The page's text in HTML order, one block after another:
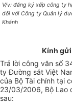
V/v: đăng ký xếp công ty
đối với Công ty Quản lý
Khánh
Kính
Trả lời công văn số
ty Đường sắt Việt
của Bộ Tài chính tại
23/03/2006, Bộ Lao
sau: